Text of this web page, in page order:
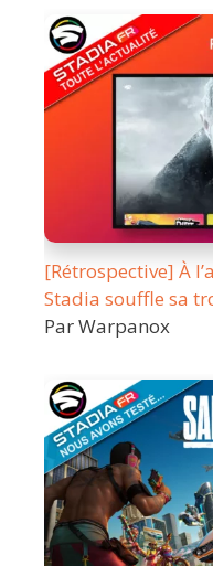
[Rétrospective] À
Stadia souffle sa
Par Warpanox